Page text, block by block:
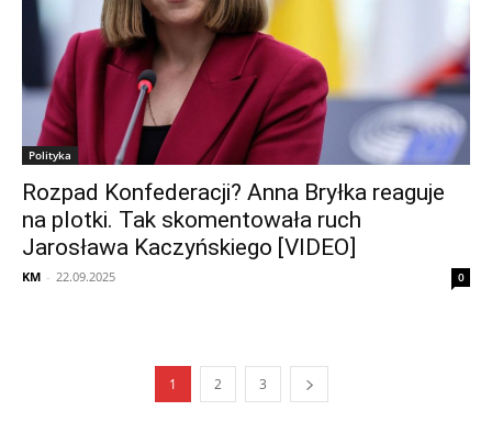
Polityka
Rozpad Konfederacji? Anna Bryłka reaguje
na plotki. Tak skomentowała ruch
Jarosława Kaczyńskiego [VIDEO]
KM - 22.09.2025 0
1 2 3